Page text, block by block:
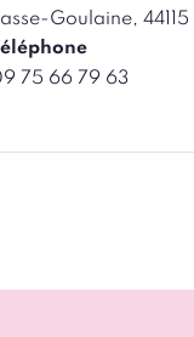
Goulaine, 44115
75 66 79 63